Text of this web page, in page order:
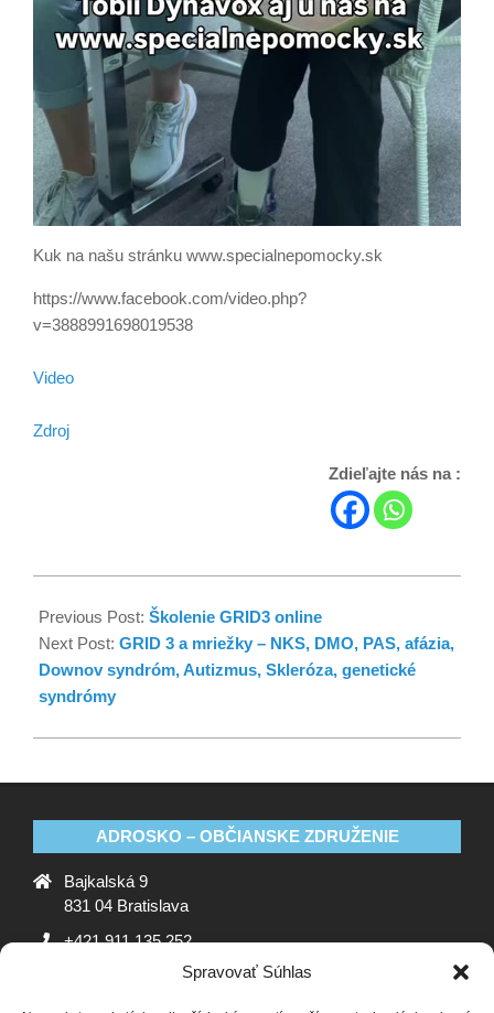
Spravovať Súhlas
Kuk na našu stránku www.specialnepomocky.sk
https://www.facebook.com/video.php?
v=3888991698019538
Video
Zdroj
Zdieľajte nás na :
Previous Post: Školenie GRID3 online
Next Post: GRID 3 a mriežky – NKS, DMO, PAS, afázia,
Downov syndróm, Autizmus, Skleróza, genetické
syndrómy
ADROSKO – OBČIANSKE ZDRUŽENIE
Bajkalská 9
831 04 Bratislava
+421 911 135 252